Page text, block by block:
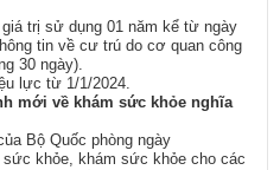
trị sử dụng 01 năm kể từ ngày
tin về cư trú do cơ quan công
30 ngày).
lực từ 1/1/2024.
mới về khám sức khỏe nghĩa
Bộ Quốc phòng ngày
khỏe, khám sức khỏe cho các